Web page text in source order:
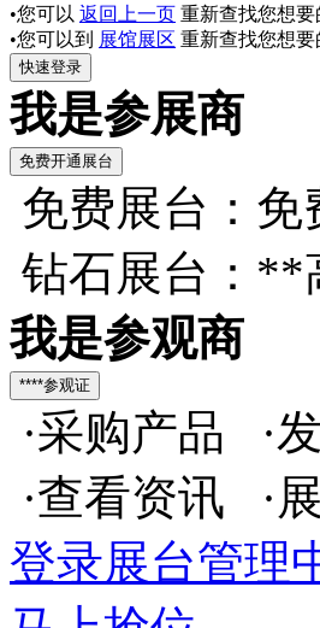
•您可以 返回上一页 重新查找您想要
•您可以到 展馆展区 重新查找您想要
我是参展商
免费展台：免
钻石展台：**
我是参观商
·采购产品 ·
·查看资讯 ·
登录展台管理